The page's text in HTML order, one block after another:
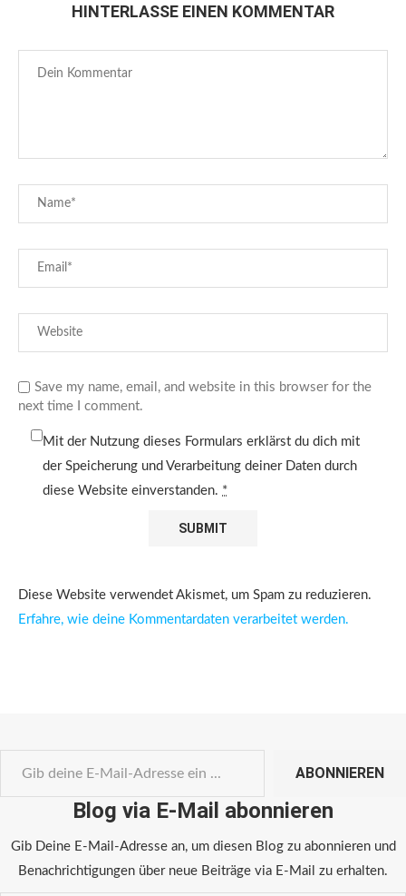
HINTERLASSE EINEN KOMMENTAR
Save my name, email, and website in this browser for the
next time I comment.
Mit der Nutzung dieses Formulars erklärst du dich mit
der Speicherung und Verarbeitung deiner Daten durch
diese Website einverstanden. *
Diese Website verwendet Akismet, um Spam zu reduzieren.
Erfahre, wie deine Kommentardaten verarbeitet werden.
ABONNIEREN
Blog via E-Mail abonnieren
Gib Deine E-Mail-Adresse an, um diesen Blog zu abonnieren und
Benachrichtigungen über neue Beiträge via E-Mail zu erhalten.